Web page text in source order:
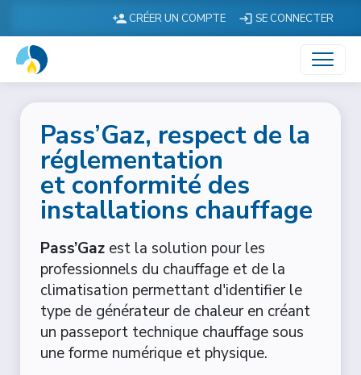
CRÉER UN COMPTE SE CONNECTER
Pass’Gaz, respect de la
réglementation
et conformité des
installations chauffage
Pass’Gaz est la solution pour les
professionnels du chauffage et de la
climatisation permettant d'identifier le
type de générateur de chaleur en créant
un passeport technique chauffage sous
une forme numérique et physique.